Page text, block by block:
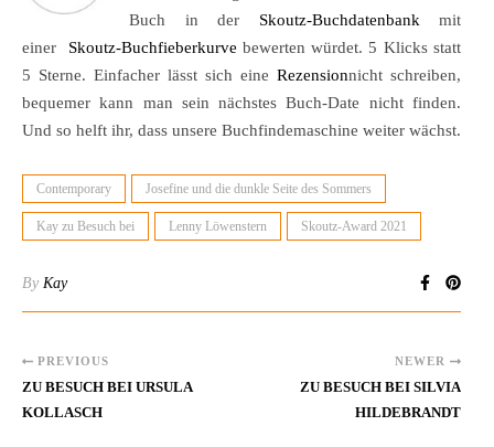
Buch in der Skoutz-Buchdatenbankmit
einer Skoutz-Buchfieberkurve bewerten würdet. 5 Klicks statt
5 Sterne. Einfacher lässt sich eine Rezensionnicht schreiben,
bequemer kann man sein nächstes Buch-Date nicht finden.
Und so helft ihr, dass unsere Buchfindemaschine weiter wächst.
Contemporary Josefine und die dunkle Seite des Sommers
Kay zu Besuch bei Lenny Löwenstern Skoutz-Award 2021
By Kay
PREVIOUS
ZU BESUCH BEI URSULA
KOLLASCH
NEWER
ZU BESUCH BEI SILVIA
HILDEBRANDT